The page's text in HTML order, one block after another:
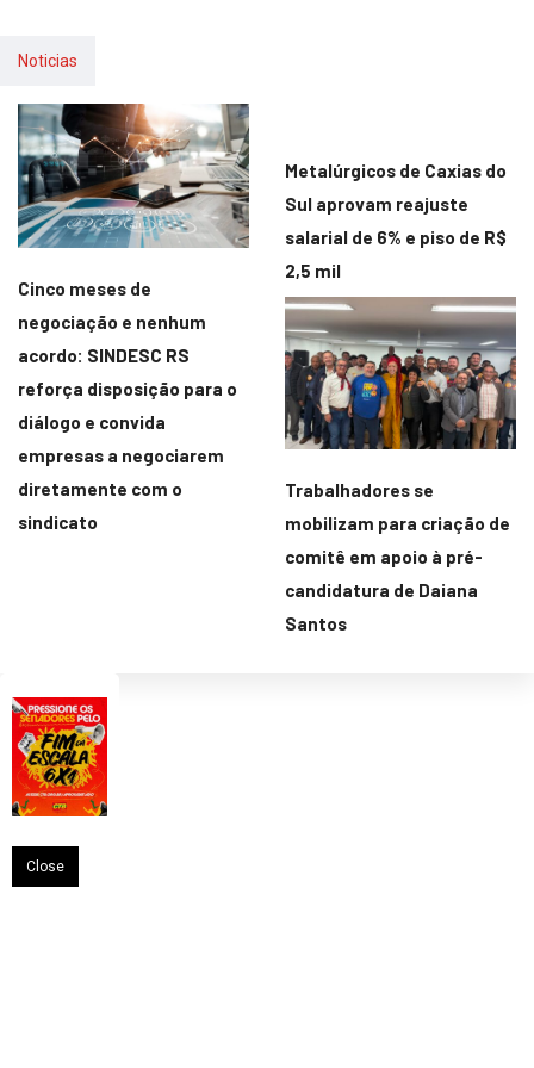
Noticias
Cinco meses de
negociação e nenhum
acordo: SINDESC RS
reforça disposição para o
diálogo e convida
empresas a negociarem
diretamente com o
sindicato
Metalúrgicos de Caxias do
Sul aprovam reajuste
salarial de 6% e piso de R$
2,5 mil
Trabalhadores se
mobilizam para criação de
comitê em apoio à pré-
candidatura de Daiana
Santos
Close